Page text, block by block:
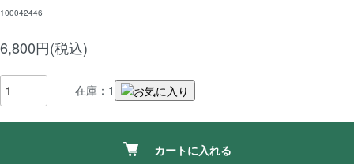
100042446
6,800円(税込)
在庫：1
カートに入れる